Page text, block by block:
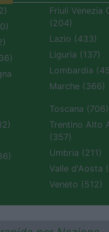
Friuli Venezia
(204)
Lazio (433)
Liguria (137)
Lombardia
Marche (366)
Toscana (706)
Trentino Alto
(357)
Umbria (211)
Valle d'Aosta
Veneto (512)